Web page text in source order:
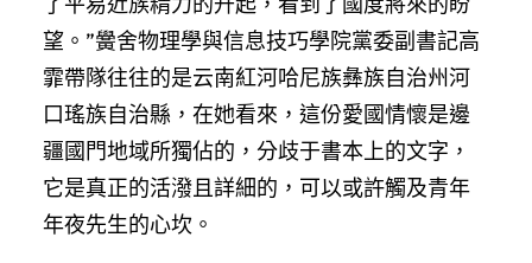
望。”黌舍物理學與信息技巧學院黨委副書記高
霏帶隊往往的是云南紅河哈尼族彝族自治州河
口瑤族自治縣，在她看來，這份愛國情懷是邊
疆國門地域所獨佔的，分歧于書本上的文字，
它是真正的活潑且詳細的，可以或許觸及青年
年夜先生的心坎。